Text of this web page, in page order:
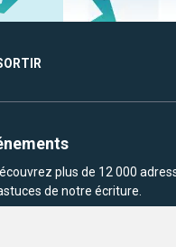
plus de 12 000
de notre écriture.